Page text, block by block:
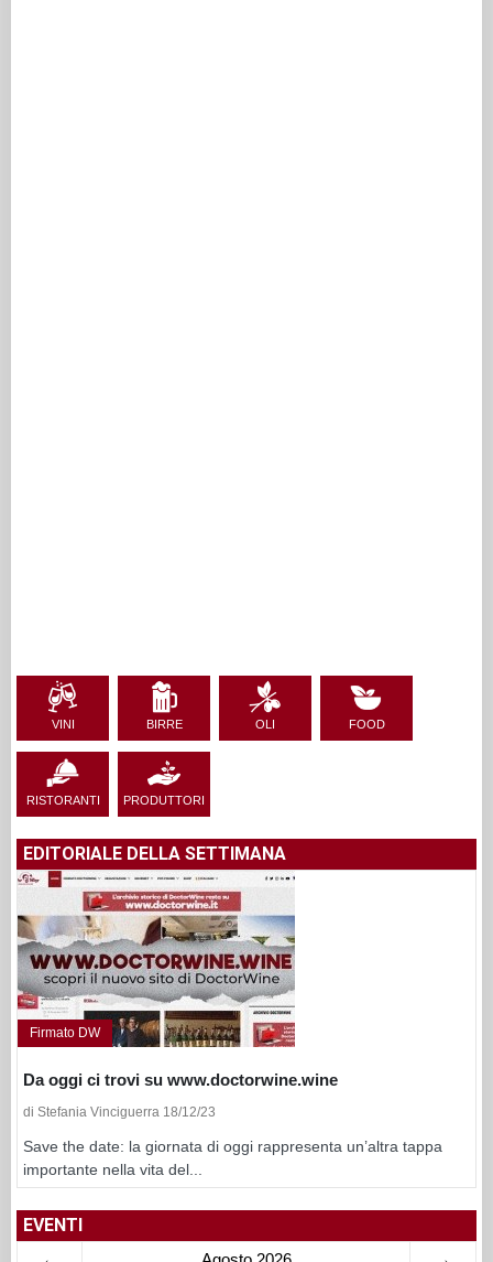
VINI BIRRE OLI FOOD
RISTORANTI PRODUTTORI
EDITORIALE DELLA SETTIMANA
Firmato DW
Da oggi ci trovi su www.doctorwine.wine
di Stefania Vinciguerra 18/12/23
Save the date: la giornata di oggi rappresenta un’altra tappa
importante nella vita del...
EVENTI